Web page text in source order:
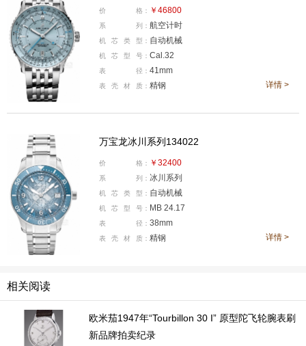
腕表点评：百年灵航空计时1系列GMT腕表是在清爽的冰
蓝盘上搭配出优越的实用性。作为专为飞行员设计的专业
时计，配备了百年灵标志性的环形飞行滑尺的经典设计，
还有GMT功能。24小时刻度被巧妙地设于盘面中央，6点
钟位置的日期显示窗口。冰蓝色的盘面搭配太阳放射纹装
饰十分清透，GMT指针的顶部三角和秒针均采用蓝色设
表壳之下搭载的是经过瑞士官方天文台（COSC）认证的
32机芯，42小时的动力储备且具备30米的防水深度。
万宝龙冰川系列134022
价 格： ￥46800
系 列： 航空计时
机 芯 类 型： 自动机械
机 芯 型 号： Cal.32
表 径： 41mm
表 壳 材 质： 精钢 详情 >
万宝龙冰川系列134022
价 格： ￥32400
系 列： 冰川系列
机 芯 类 型： 自动机械
机 芯 型 号： MB 24.17
表 径： 38mm
表 壳 材 质： 精钢 详情 >
相关阅读
欧米茄1947年“Tourbillon 30 I” 原型陀飞轮腕表刷
新品牌拍卖纪录